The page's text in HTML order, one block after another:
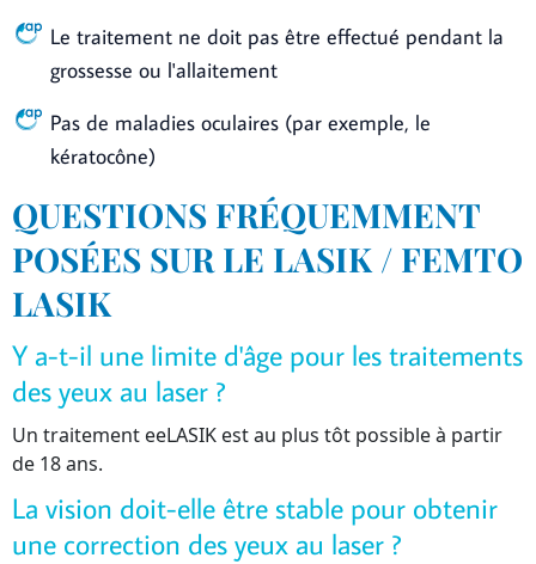
Le traitement ne doit pas être effectué pendant la
grossesse ou l'allaitement
Pas de maladies oculaires (par exemple, le
kératocône)
QUESTIONS FRÉQUEMMENT
POSÉES SUR LE LASIK / FEMTO
LASIK
Y a-t-il une limite d'âge pour les traitements
des yeux au laser ?
Un traitement eeLASIK est au plus tôt possible à partir
de 18 ans.
La vision doit-elle être stable pour obtenir
une correction des yeux au laser ?